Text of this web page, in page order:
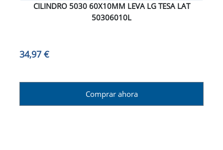
CILINDRO 5030 60X10MM LEVA LG TESA LAT
50306010L
34,97 €
Comprar ahora